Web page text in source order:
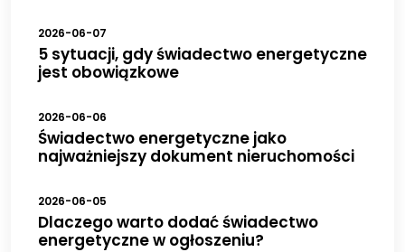
2026-06-07
5 sytuacji, gdy świadectwo energetyczne
jest obowiązkowe
2026-06-06
Świadectwo energetyczne jako
najważniejszy dokument nieruchomości
2026-06-05
Dlaczego warto dodać świadectwo
energetyczne w ogłoszeniu?